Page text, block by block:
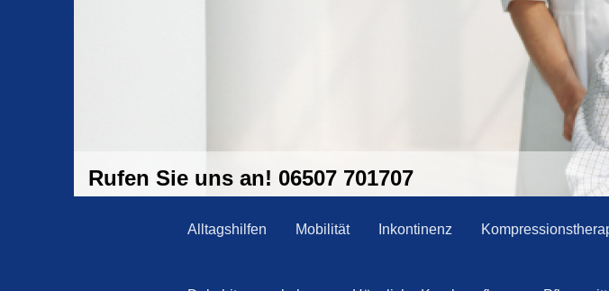
Rufen Sie uns an! 06507 701707
Alltagshilfen Mobilität Inkontinenz